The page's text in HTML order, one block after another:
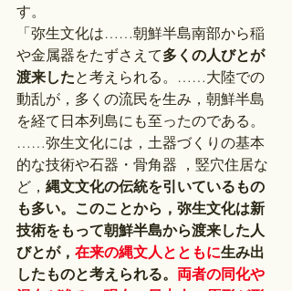
す。
「弥生文化は……朝鮮半島南部から稲
や金属器をたずさえて多くの人びとが
渡来したと考えられる。……大陸での
動乱が，多くの流民を生み，朝鮮半島
を経て日本列島にも至ったのである。
……弥生文化には，土器づくりの基本
的な技術や石器・骨角器 ，竪穴住居な
ど， 縄文文化の伝統を引いているもの
も多い。このことから，弥生文化は新
技術をもって朝鮮半島から渡来した人
びとが， 在来の縄文人とともに生み出
したものと考えられる。 両者の同化や